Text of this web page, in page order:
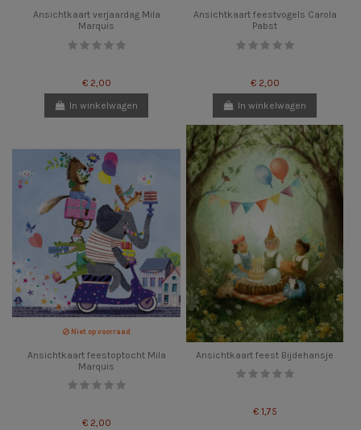
Ansichtkaart verjaardag Mila
Marquis
€ 2,00
In winkelwagen
Ansichtkaart feestvogels Carola
Pabst
€ 2,00
In winkelwagen
Niet op voorraad
Ansichtkaart feestoptocht Mila
Marquis
€ 2,00
Ansichtkaart feest Bijdehansje
€ 1,75